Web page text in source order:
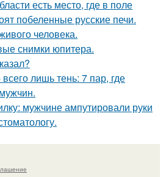
есть место, где в поле
побеленные русские печи.
человека.
снимки юпитера.
лишь тень: 7 пар, где
мужчине ампутировали руки